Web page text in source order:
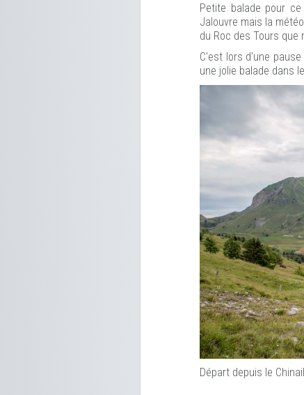
Petite balade pour
Jalouvre mais la
du Roc des Tours
C'est lors d'une
une jolie balade dans
Départ depuis le